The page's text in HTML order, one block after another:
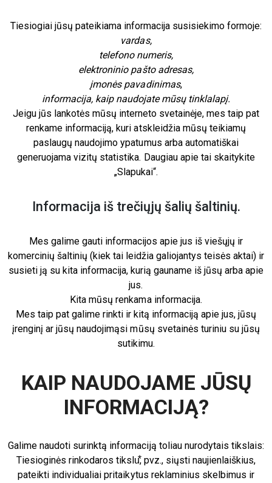
Tiesiogiai jūsų pateikiama informacija susisiekimo formoje:
vardas,
telefono numeris,
elektroninio pašto adresas,
įmonės pavadinimas,
informacija, kaip naudojate mūsų tinklalapį.
Jeigu jūs lankotės mūsų interneto svetainėje, mes taip pat
renkame informaciją, kuri atskleidžia mūsų teikiamų
paslaugų naudojimo ypatumus arba automatiškai
generuojama vizitų statistika. Daugiau apie tai skaitykite
„Slapukai“.
Informacija iš trečiųjų šalių šaltinių.
Mes galime gauti informacijos apie jus iš viešųjų ir
komercinių šaltinių (kiek tai leidžia galiojantys teisės aktai) ir
susieti ją su kita informacija, kurią gauname iš jūsų arba apie
jus.
Kita mūsų renkama informacija.
Mes taip pat galime rinkti ir kitą informaciją apie jus, jūsų
įrenginį ar jūsų naudojimąsi mūsų svetainės turiniu su jūsų
sutikimu.
KAIP NAUDOJAME JŪSŲ
INFORMACIJĄ?
Galime naudoti surinktą informaciją toliau nurodytais tikslais:
Tiesioginės rinkodaros tikslu⃰, pvz., siųsti naujienlaiškius,
pateikti individualiai pritaikytus reklaminius skelbimus ir